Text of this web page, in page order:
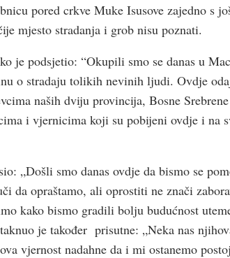
pored crkve Muke Isusove zajedno s
mjesto stradanja i grob nisu poznati.
je podsjetio: “Okupili smo se danas u
o stradaju tolikih nevinih ljudi. Ovdje
naših dviju provincija, Bosne
i vjernicima koji su pobijeni ovdje i na
„Došli smo danas ovdje da bismo se
da opraštamo, ali oprostiti ne znači
kako bismo gradili bolju budućnost
je također prisutne: „Neka nas
vjernost nadahne da i mi ostanemo